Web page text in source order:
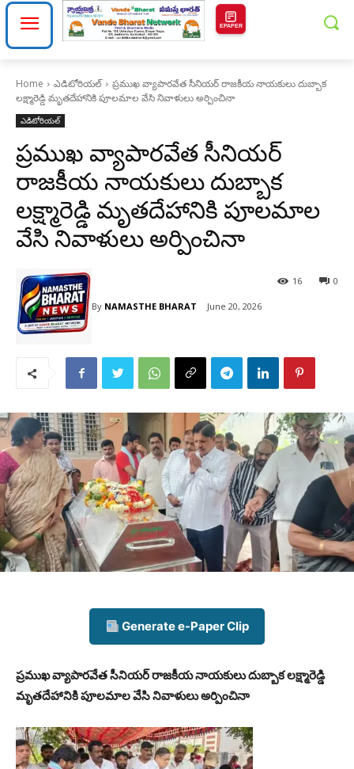
EPAPER
Home ఎడిటోరియల్
ప్రముఖ వ్యాపారవేత సీనియర్ రాజకీయ నాయకులు దుబ్బాక
లక్ష్మారెడ్డి మృతదేహానికి పూలమాల వేసి నివాళులు అర్పించినా
ఎడిటోరియల్
ప్రముఖ వ్యాపారవేత సీనియర్
రాజకీయ నాయకులు దుబ్బాక
లక్ష్మారెడ్డి మృతదేహానికి పూలమాల
వేసి నివాళులు అర్పించినా
By NAMASTHE BHARAT June 20, 2026
0
16
Generate e-Paper Clip
ప్రముఖ వ్యాపారవేత సీనియర్ రాజకీయ నాయకులు దుబ్బాక లక్ష్మారెడ్డి
మృతదేహానికి పూలమాల వేసి నివాళులు అర్పించినా